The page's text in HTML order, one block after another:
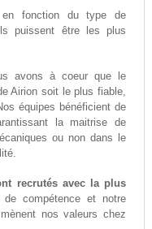
en fonction du type de
puissent être les plus
avons à coeur que le
Airion soit le plus fiable,
équipes bénéficient de
la maitrise de
ou non dans le
recrutés avec la plus
compétence et notre
nos valeurs chez